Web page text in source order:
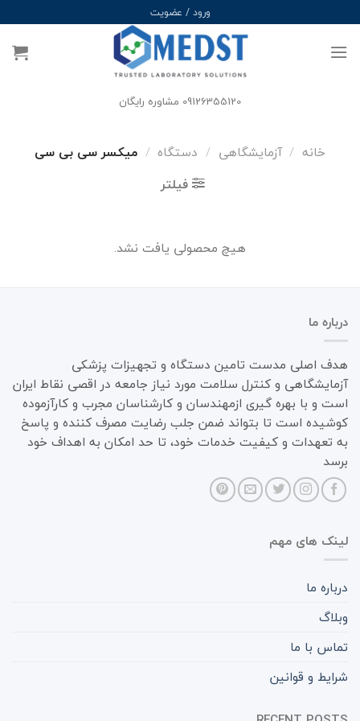
to
content
ورود / عضویت
09126355120 مشاوره رایگان
خانه / آزمایشگاهی / دستگاه / میکسر سی بی سی
فیلتر
هیچ محصولی یافت نشد.
درباره ما
هدف اصلی مدست تامین دستگاه و تجهیزات پزشکی
آزمایشگاهی و کنترل سلامت مورد نیاز جامعه در اقصی نقاط ایران
است و با بهره گیری ازمهندسان و کارشناسان مجرب و کارآزموده
کوشیده است تا بتواند ضمن جلب رضایت مصرف کننده و پاسخ
به تعهدات و کیفیت خدمات خود، تا حد امکان به اهداف خود
برسد
لینک های مهم
درباره ما
وبلاگ
تماس با ما
شرایط و قوانین